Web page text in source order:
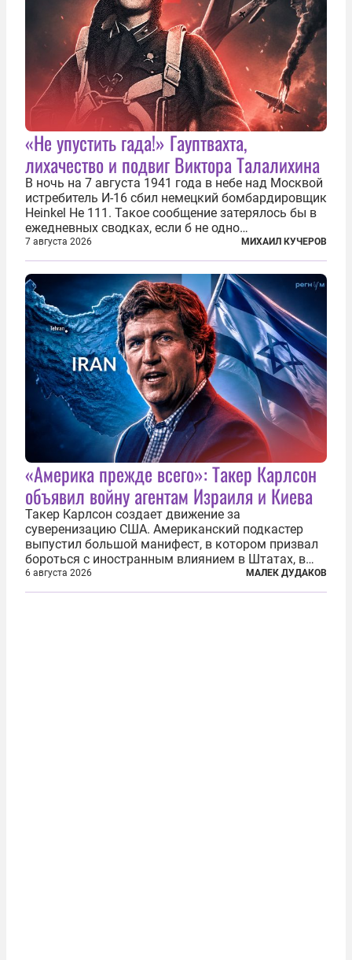
«Не упустить гада!» Гауптвахта,
лихачество и подвиг Виктора Талалихина
В ночь на 7 августа 1941 года в небе над Москвой
истребитель И-16 сбил немецкий бомбардировщик
Heinkel He 111. Такое сообщение затерялось бы в
ежедневных сводках, если б не одно
обстоятельство. Это был один из первых в
истории отечественной авиации ночных таранов.
У пилота — младшего лейтенанта...
7 августа 2026 МИХАИЛ КУЧЕРОВ
«Америка прежде всего»: Такер Карлсон
объявил войну агентам Израиля и Киева
Такер Карлсон создает движение за
суверенизацию США. Американский подкастер
выпустил большой манифест, в котором призвал
бороться с иностранным влиянием в Штатах, в
первую очередь имея в виду Израиль. А также
прекратить заморские войны, выплатить
6 августа 2026 МАЛЕК ДУДАКОВ